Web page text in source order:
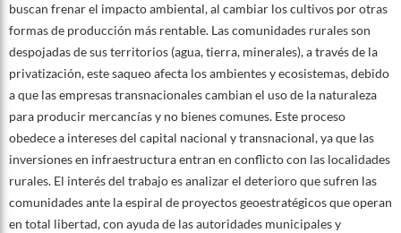
buscan frenar el impacto ambiental, al cambiar los cultivos por otras
formas de producción más rentable. Las comunidades rurales son
despojadas de sus territorios (agua, tierra, minerales), a través de la
privatización, este saqueo afecta los ambientes y ecosistemas, debido
a que las empresas transnacionales cambian el uso de la naturaleza
para producir mercancías y no bienes comunes. Este proceso
obedece a intereses del capital nacional y transnacional, ya que las
inversiones en infraestructura entran en conflicto con las localidades
rurales. El interés del trabajo es analizar el deterioro que sufren las
comunidades ante la espiral de proyectos geoestratégicos que operan
en total libertad, con ayuda de las autoridades municipales y